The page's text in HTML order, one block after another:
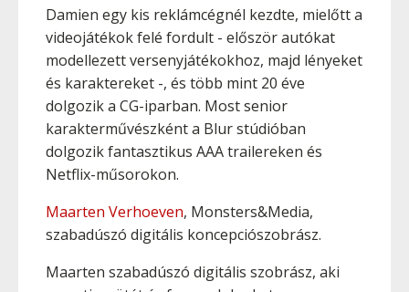
Damien egy kis reklámcégnél kezdte, mielőtt a
videojátékok felé fordult - először autókat
modellezett versenyjátékokhoz, majd lényeket
és karaktereket -, és több mint 20 éve
dolgozik a CG-iparban. Most senior
karakterművészként a Blur stúdióban
dolgozik fantasztikus AAA trailereken és
Netflix-műsorokon.
Maarten Verhoeven, Monsters&Media,
szabadúszó digitális koncepciószobrász.
Maarten szabadúszó digitális szobrász, aki